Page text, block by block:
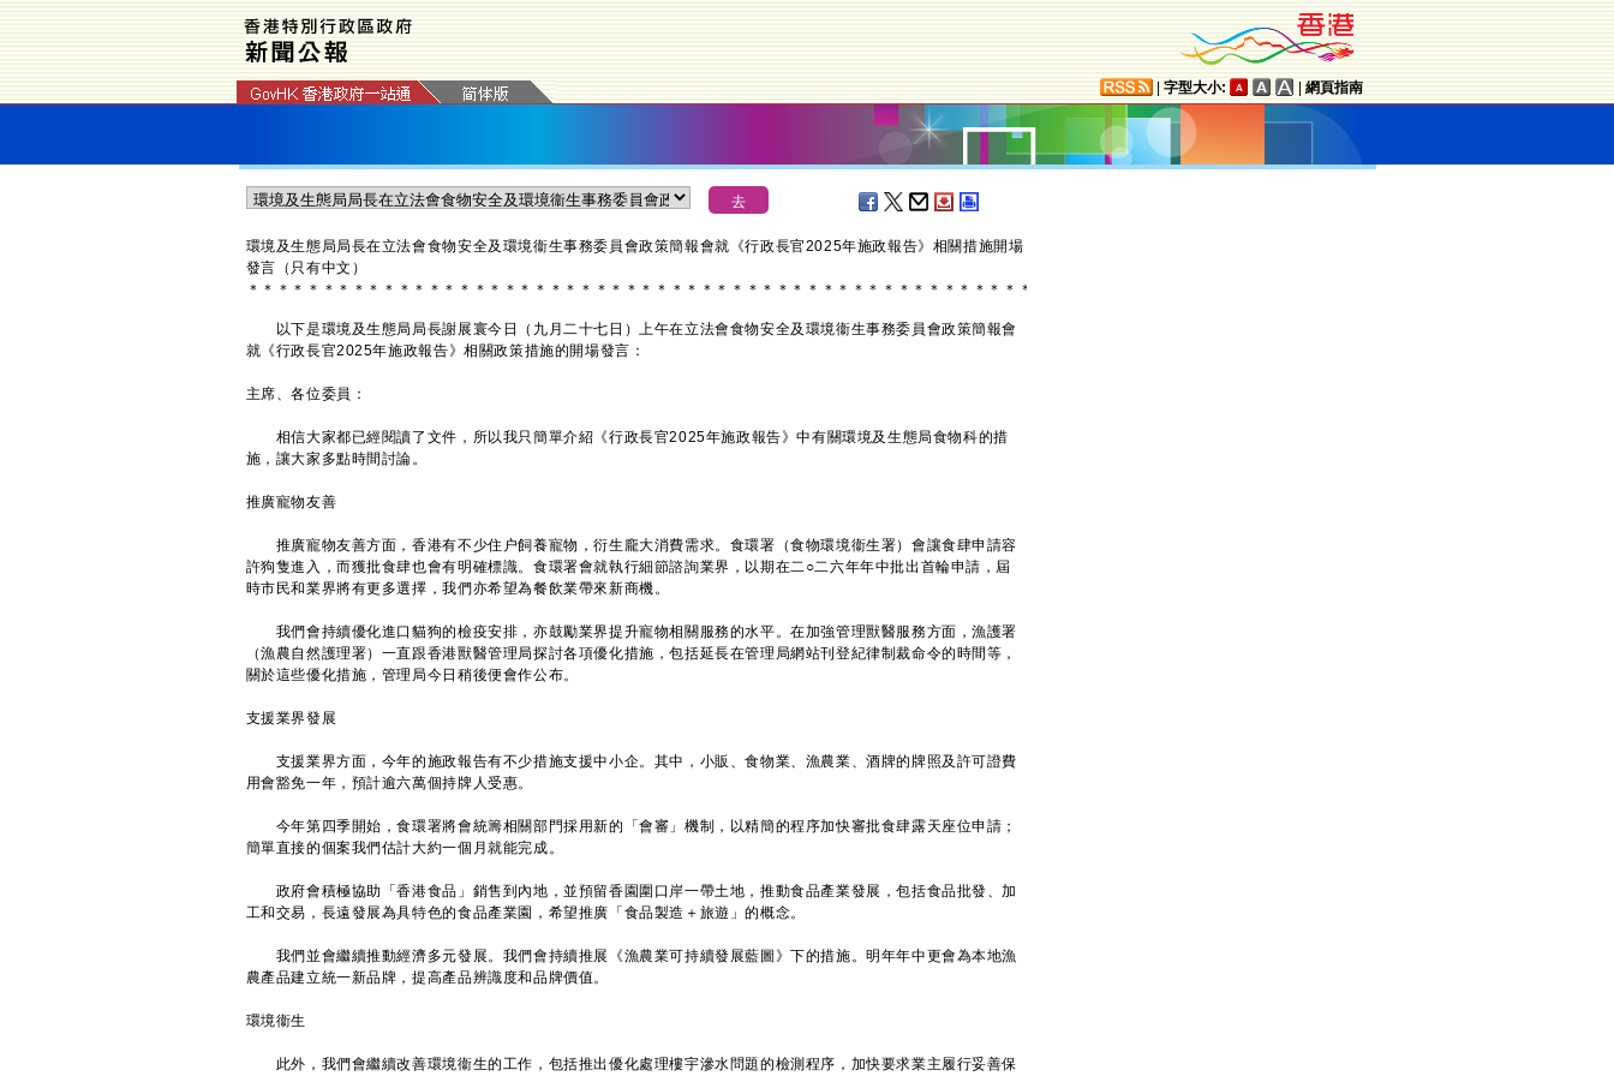
字型大小: 網頁指南
環境及生態局局長在立法會食物安全及環境衞生事務委員會政策簡報會就《行政長官2025年施政報告》相關措施開場
發言（只有中文）
＊ ＊ ＊ ＊ ＊ ＊ ＊ ＊ ＊ ＊ ＊ ＊ ＊ ＊ ＊ ＊ ＊ ＊ ＊ ＊ ＊ ＊ ＊ ＊ ＊ ＊ ＊ ＊ ＊ ＊ ＊ ＊ ＊ ＊ ＊ ＊ ＊ ＊ ＊ ＊ ＊ ＊ ＊ ＊ ＊ ＊ ＊ ＊ ＊ ＊ ＊ ＊
以下是環境及生態局局長謝展寰今日（九月二十七日）上午在立法會食物安全及環境衞生事務委員會政策簡報會
就《行政長官2025年施政報告》相關政策措施的開場發言：
主席、各位委員：
相信大家都已經閱讀了文件，所以我只簡單介紹《行政長官2025年施政報告》中有關環境及生態局食物科的措
施，讓大家多點時間討論。
推廣寵物友善
推廣寵物友善方面，香港有不少住户飼養寵物，衍生龐大消費需求。食環署（食物環境衞生署）會讓食肆申請容
許狗隻進入，而獲批食肆也會有明確標識。食環署會就執行細節諮詢業界，以期在二○二六年年中批出首輪申請，屆
時市民和業界將有更多選擇，我們亦希望為餐飲業帶來新商機。
我們會持續優化進口貓狗的檢疫安排，亦鼓勵業界提升寵物相關服務的水平。在加強管理獸醫服務方面，漁護署
（漁農自然護理署）一直跟香港獸醫管理局探討各項優化措施，包括延長在管理局網站刊登紀律制裁命令的時間等，
關於這些優化措施，管理局今日稍後便會作公布。
支援業界發展
支援業界方面，今年的施政報告有不少措施支援中小企。其中，小販、食物業、漁農業、酒牌的牌照及許可證費
用會豁免一年，預計逾六萬個持牌人受惠。
今年第四季開始，食環署將會統籌相關部門採用新的「會審」機制，以精簡的程序加快審批食肆露天座位申請；
簡單直接的個案我們估計大約一個月就能完成。
政府會積極協助「香港食品」銷售到內地，並預留香園圍口岸一帶土地，推動食品產業發展，包括食品批發、加
工和交易，長遠發展為具特色的食品產業園，希望推廣「食品製造＋旅遊」的概念。
我們並會繼續推動經濟多元發展。我們會持續推展《漁農業可持續發展藍圖》下的措施。明年年中更會為本地漁
農產品建立統一新品牌，提高產品辨識度和品牌價值。
環境衞生
此外，我們會繼續改善環境衞生的工作，包括推出優化處理樓宇滲水問題的檢測程序，加快要求業主履行妥善保